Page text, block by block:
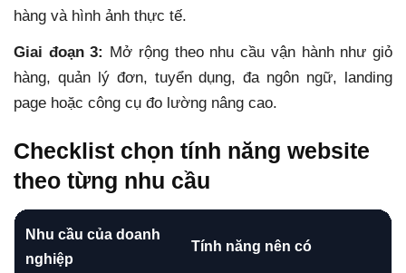
hàng và hình ảnh thực tế.
Giai đoạn 3: Mở rộng theo nhu cầu vận hành như giỏ
hàng, quản lý đơn, tuyển dụng, đa ngôn ngữ, landing
page hoặc công cụ đo lường nâng cao.
Checklist chọn tính năng website
theo từng nhu cầu
Nhu cầu của doanh
nghiệp
Tính năng nên có